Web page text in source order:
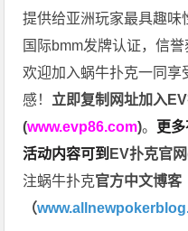
提供给亚洲玩家最具趣味
国际bmm发牌认证，信
欢迎加入蜗牛扑克一同
感！ 立即复制网址加入
(www.evp86.com)。 更
活动内容可到 EV扑克官
注蜗牛扑克官方中文博客
（